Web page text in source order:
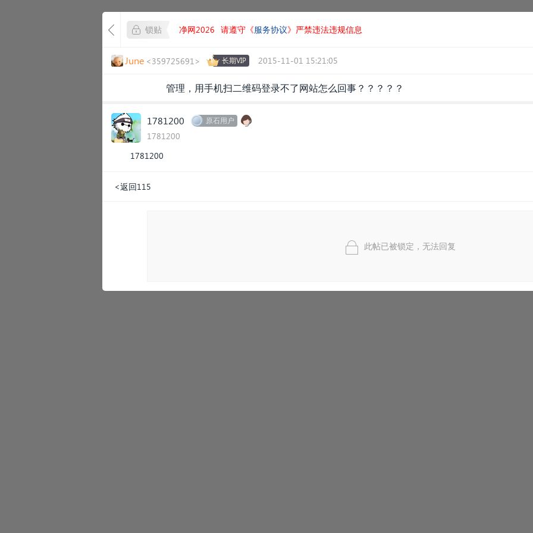
锁贴 净网2026 请遵守《服务协议》严禁违法违规信息
June <359725691> 长期VIP 2015-11-01 15:21:05
管理，用手机扫二维码登录不了网站怎么回事？？？？？
1781200 原石用户
1781200
1781200
<返回115
此帖已被锁定，无法回复